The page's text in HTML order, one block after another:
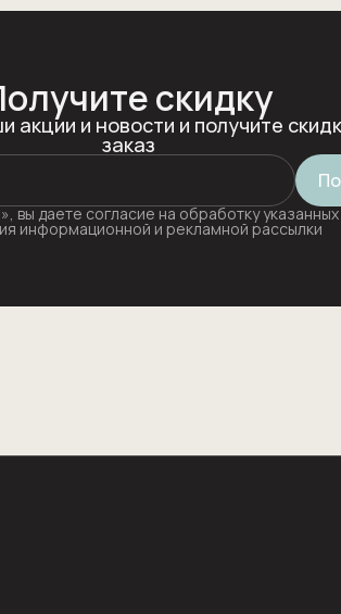
скидку
акции и новости и получите
заказ
вы даете согласие на обработку
информационной и рекламной рассылки